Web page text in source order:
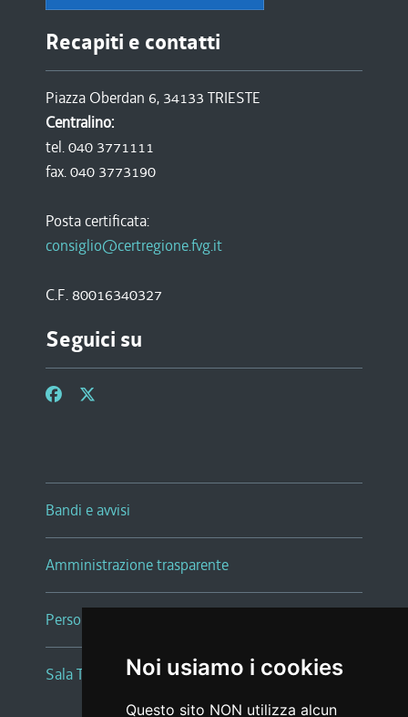
Noi usiamo i cookies
Questo sito NON utilizza alcun
Recapiti e contatti
Piazza Oberdan 6, 34133 TRIESTE
Centralino:
tel. 040 3771111
fax. 040 3773190
Posta certificata:
consiglio@certregione.fvg.it
C.F. 80016340327
Seguici su
Bandi e avvisi
Amministrazione trasparente
Persone e Uffici
Sala Tiziano Tessitori